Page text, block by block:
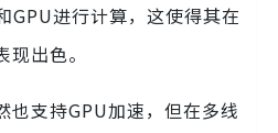
GPU进行计算，这使得其在
出色。
支持GPU加速，但在多线